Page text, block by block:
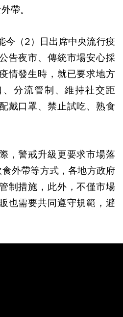
帶。
今（2）日出席中央流行疫
告夜市、傳統市場安心採
情發生時，就已要求地方
分流管制、維持社交距
戴口罩、禁止試吃、熟食
，警戒升級更要求市場落
外帶等方式，各地方政府
制措施，此外，不僅市場
也需要共同遵守規範，避